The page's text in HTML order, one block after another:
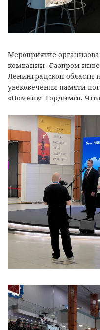
Мероприятие
компании «Газпром
Ленинградской области
увековечения памяти
«Помним. Гордимся.